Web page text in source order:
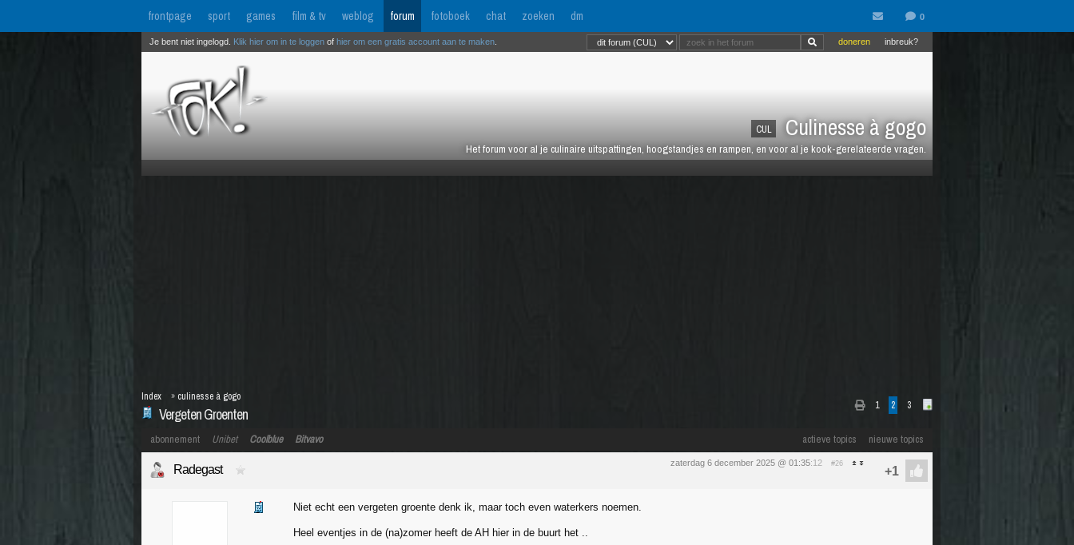
frontpage sport games film & tv weblog forum fotoboek chat zoeken dm
CUL Culinesse à gogo
Het forum voor al je culinaire uitspattingen, hoogstandjes en rampen, en voor al je kook-gerelateerde vragen.
inbreuk?
doneren
Je bent niet ingelogd. Klik hier om in te loggen of hier om een gratis account aan te maken
1 2 3
Vergeten Groenten
Index » culinesse à gogo
actieve topics nieuwe topics
abonnement Unibet Coolblue Bitvavo
zaterdag 6 december 2025 @ 01:35:12 #26
Radegast
Niet echt een vergeten groente denk ik, maar toch even waterkers noemen.
Heel eventjes in de (na)zomer heeft de AH hier in de buurt het ..